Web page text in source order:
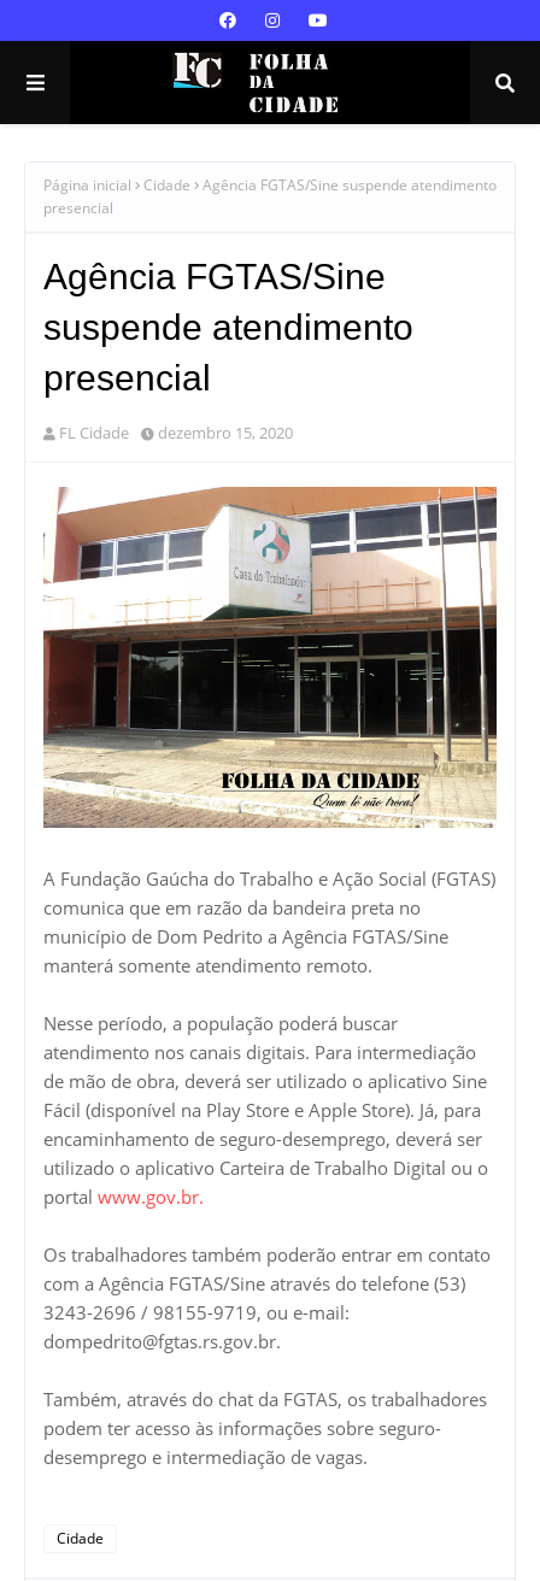
Página inicial Cidade
Agência FGTAS/Sine suspende atendimento
presencial
Agência FGTAS/Sine
suspende atendimento
presencial
FL Cidade dezembro 15, 2020
A Fundação Gaúcha do Trabalho e Ação Social (FGTAS)
comunica que em razão da bandeira preta no
município de Dom Pedrito a Agência FGTAS/Sine
manterá somente atendimento remoto.
Nesse período, a população poderá buscar
atendimento nos canais digitais. Para intermediação
de mão de obra, deverá ser utilizado o aplicativo Sine
Fácil (disponível na Play Store e Apple Store). Já, para
encaminhamento de seguro-desemprego, deverá ser
utilizado o aplicativo Carteira de Trabalho Digital ou o
portal www.gov.br.
Os trabalhadores também poderão entrar em contato
com a Agência FGTAS/Sine através do telefone (53)
3243-2696 / 98155-9719, ou e-mail:
dompedrito@fgtas.rs.gov.br.
Também, através do chat da FGTAS, os trabalhadores
podem ter acesso às informações sobre seguro-
desemprego e intermediação de vagas.
Cidade